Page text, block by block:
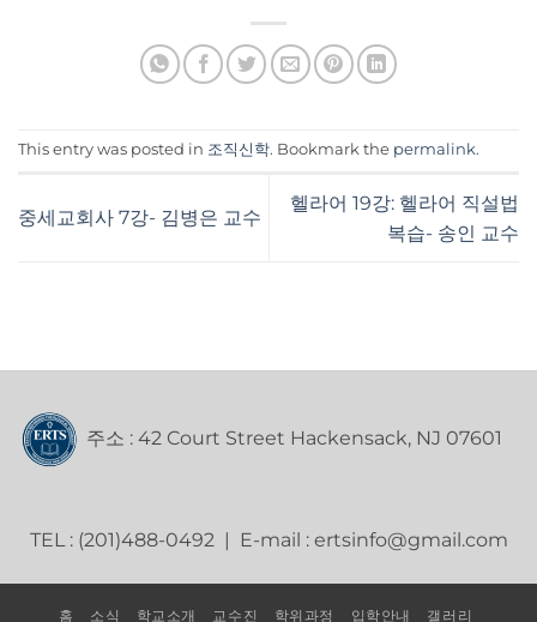
This entry was posted in 조직신학. Bookmark the permalink.
중세교회사 7강- 김병은 교수
헬라어 19강: 헬라어 직설법
복습- 송인 교수
주소 : 42 Court Street Hackensack, NJ 07601
TEL : (201)488-0492 | E-mail : ertsinfo@gmail.com
홈 소식 학교소개 교수진 학위과정 입학안내 갤러리